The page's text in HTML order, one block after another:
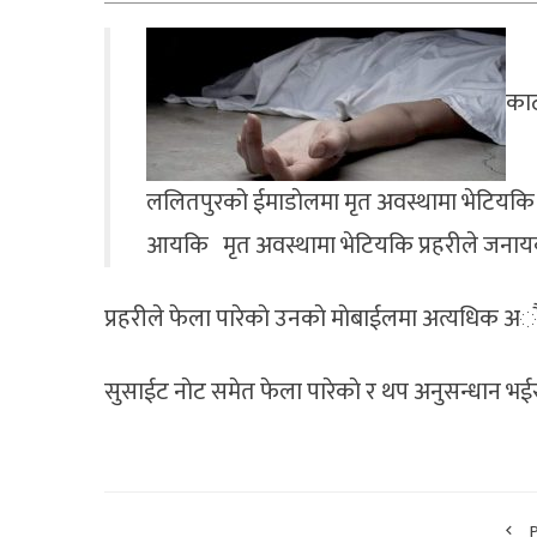
ललितपुरको ईमाडाेलमा मृत अवस्थामा
आयकि मृत अवस्थामा भेटियकि प्रहरीले
प्रहरीले फेला पारेकाे उनकाे माेबाईलमा अत्यधिक
सुसाईट नाेट समेत फेला पारेकाे र थप अनुसन्धान